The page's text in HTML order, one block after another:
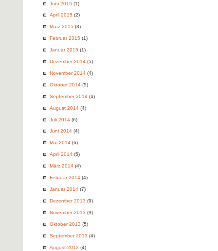
Juni 2015 (1)
April 2015 (2)
März 2015 (3)
Februar 2015 (1)
Januar 2015 (1)
Dezember 2014 (5)
November 2014 (4)
Oktober 2014 (5)
September 2014 (4)
August 2014 (4)
Juli 2014 (6)
Juni 2014 (4)
Mai 2014 (6)
April 2014 (5)
März 2014 (4)
Februar 2014 (4)
Januar 2014 (7)
Dezember 2013 (9)
November 2013 (9)
Oktober 2013 (5)
September 2013 (4)
August 2013 (4)